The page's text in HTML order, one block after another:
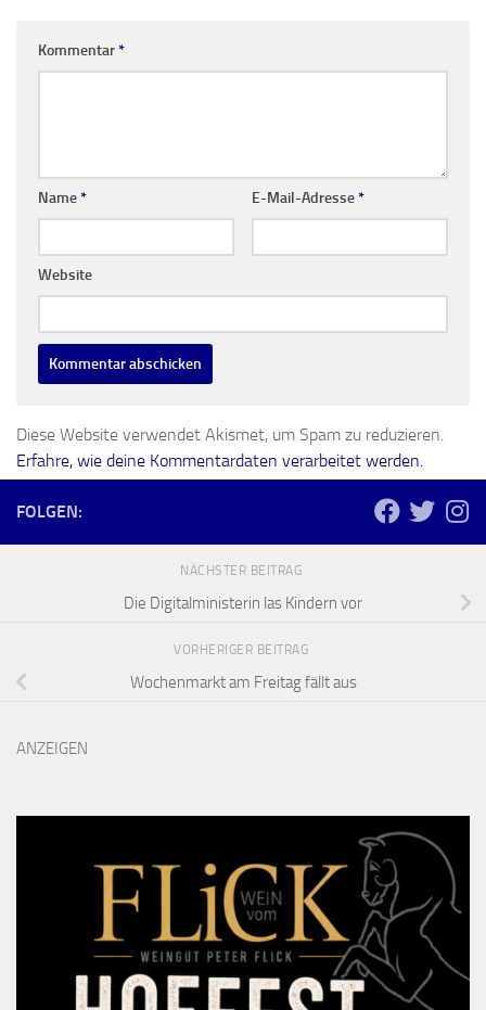
Kommentar*
Name* E-Mail-Adresse*
Website
Diese Website verwendet Akismet, um Spam zu reduzieren.
Erfahre, wie deine Kommentardaten verarbeitet werden.
FOLGEN:
NÄCHSTER BEITRAG
Die Digitalministerin las Kindern vor
VORHERIGER BEITRAG
Wochenmarkt am Freitag fällt aus
ANZEIGEN